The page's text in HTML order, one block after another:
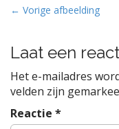
B
r
i
c
h
t
← Vorige afbeelding
Laat een
Het e-mailadres
velden zijn
Reactie *